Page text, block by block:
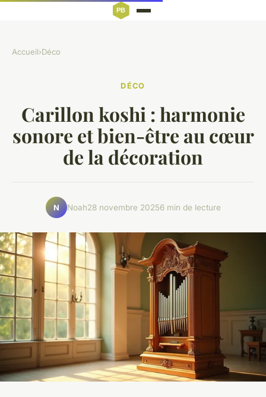
Accueil›Déco
DÉCO
Carillon koshi : harmonie
sonore et bien-être au cœur
de la décoration
N Noah28 novembre 20256 min de lecture